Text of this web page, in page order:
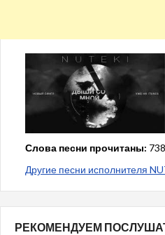
Слова песни прочитаны: 738
Другие песни исполнителя
РЕКОМЕНДУЕМ